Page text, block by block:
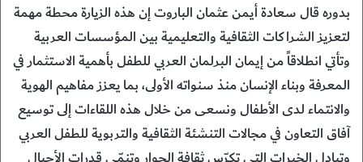
‎بدوره قال سعادة أيمن عثمان الباروت إن هذه الزيارة محطة مهمة
لتعزيز الشراكات الثقافية والتعليمية بين المؤسسات العربية
وتأتي انطلاقاً من إيمان البرلمان العربي للطفل بأهمية الاستثمار في
المعرفة وبناء الإنسان منذ سنواته الأولى، بما يعزز مفاهيم الهوية
والانتماء لدى الأطفال ونسعى من خلال هذه اللقاءات إلى توسيع
آفاق التعاون في مجالات التنشئة الثقافية والتربوية للطفل العربي